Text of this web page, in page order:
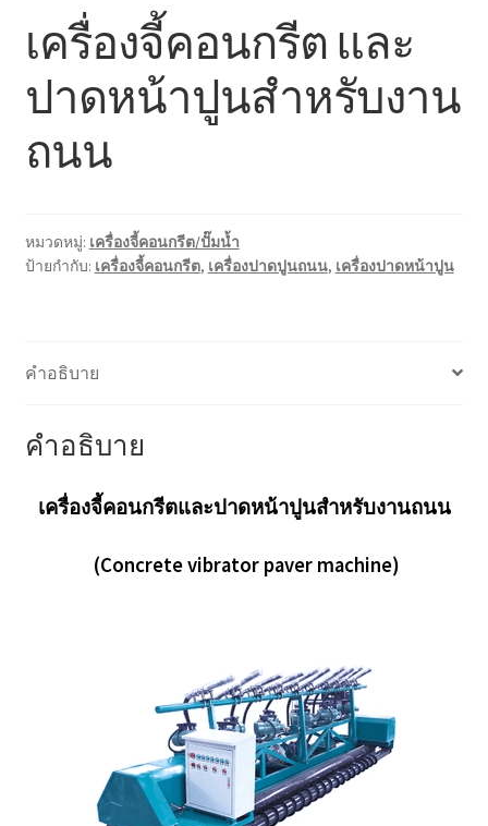
ลูกค้าของเรา
สินค้า COPKO
หน้าแรก COPKO
เครื่องจี้คอนกรีต และ
ปาดหน้าปูนสำหรับงาน
ถนน
หมวดหมู่: เครื่องจี้คอนกรีต/ปั๊มน้ำ
ป้ายกำกับ: เครื่องจี้คอนกรีต, เครื่องปาดปูนถนน, เครื่องปาดหน้าปูน
คำอธิบาย
คำอธิบาย
เครื่องจี้คอนกรีตและปาดหน้าปูนสำหรับงานถนน
(Concrete vibrator paver machine)